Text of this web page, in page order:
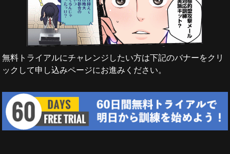
無料トライアルにチャレンジしたい方は下記のバナーをクリ
ックして申し込みページにお進みください。